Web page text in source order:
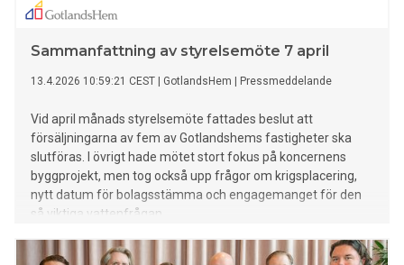
Sammanfattning av styrelsemöte 7 april
13.4.2026 10:59:21 CEST GotlandsHem Pressmeddelande
Vid april månads styrelsemöte fattades beslut att
försäljningarna av fem av Gotlandshems fastigheter ska
slutföras. I övrigt hade mötet stort fokus på koncernens
byggprojekt, men tog också upp frågor om krigsplacering,
nytt datum för bolagsstämma och engagemanget för den
så viktiga vattenfrågan.